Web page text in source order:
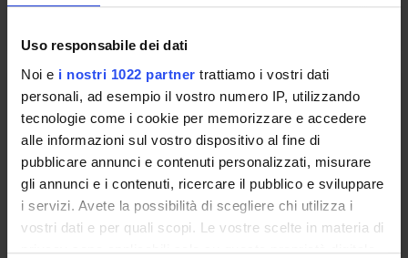
Uso responsabile dei dati
Noi e i nostri 1022 partner trattiamo i vostri dati
personali, ad esempio il vostro numero IP, utilizzando
tecnologie come i cookie per memorizzare e accedere
alle informazioni sul vostro dispositivo al fine di
pubblicare annunci e contenuti personalizzati, misurare
gli annunci e i contenuti, ricercare il pubblico e sviluppare
i servizi. Avete la possibilità di scegliere chi utilizza i
vostri dati e per quali scopi. Le vostre scelte in materia di
privacy sono applicabili solo su questa proprietà digitale
Orario Lezioni
Formazione 1
Crediti
0,4
Periodo
1° e 2° SEMESTRE (corsi annuali) LM PROF. SAN. 25-
26